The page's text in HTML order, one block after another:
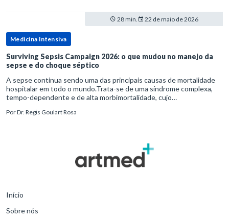
28 min. 22 de maio de 2026
Medicina Intensiva
Surviving Sepsis Campaign 2026: o que mudou no manejo da
sepse e do choque séptico
A sepse continua sendo uma das principais causas de mortalidade
hospitalar em todo o mundo.Trata-se de uma síndrome complexa,
tempo-dependente e de alta morbimortalidade, cujo
para o desfe
PorDr. Regis Goulart Rosa
Início
Sobre nós